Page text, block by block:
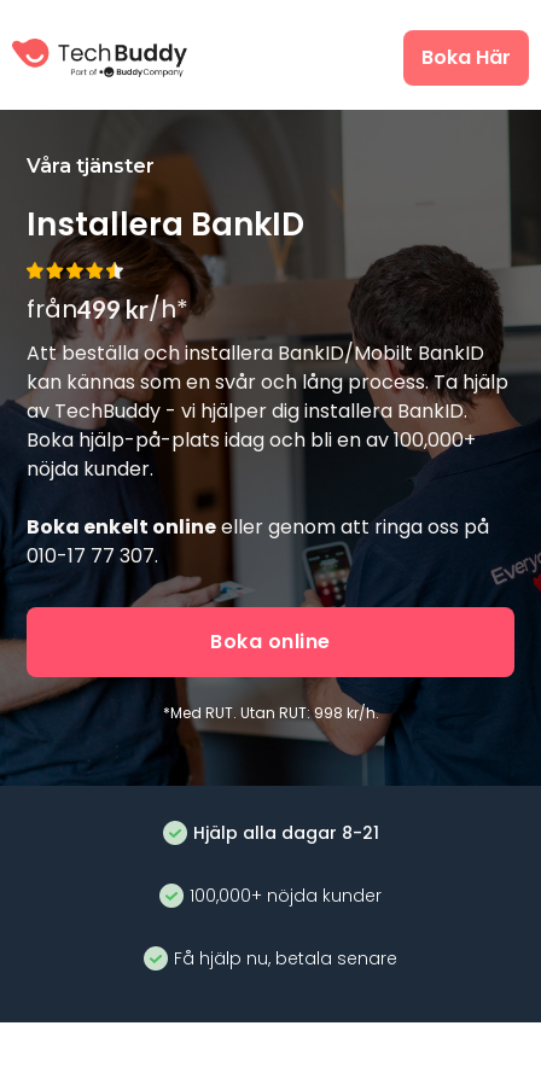
Boka Här
Våra tjänster
Installera BankID
från499 kr/h*
Att beställa och installera BankID/Mobilt BankID
kan kännas som en svår och lång process. Ta hjälp
av TechBuddy - vi hjälper dig installera BankID.
Boka hjälp-på-plats idag och bli en av 100,000+
nöjda kunder.
Boka enkelt onlineeller genom att ringa oss på
010-17 77 307.
Boka online
*Med RUT. Utan RUT: 998 kr/h.
Hjälp alla dagar 8-21
100,000+ nöjda kunder
Få hjälp nu, betala senare